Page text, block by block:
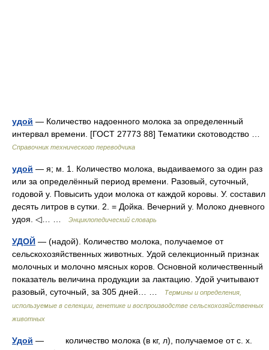
удой — Количество надоенного молока за определенный
интервал времени. [ГОСТ 27773 88] Тематики скотоводство …
Справочник технического переводчика
удой — я; м. 1. Количество молока, выдаиваемого за один раз
или за определённый период времени. Разовый, суточный,
годовой у. Повысить удои молока от каждой коровы. У. составил
десять литров в сутки. 2. = Дойка. Вечерний у. Молоко дневного
удоя. ◁… …
Энциклопедический словарь
УДОЙ — (надой). Количество молока, получаемое от
сельскохозяйственных животных. Удой селекционный признак
молочных и молочно мясных коров. Основной количественный
показатель величина продукции за лактацию. Удой учитывают
разовый, суточный, за 305 дней… …
Термины и определения,
используемые в селекции, генетике и воспроизводстве сельскохозяйственных
животных
Удой — количество молока (в кг, л), получаемое от с. х.